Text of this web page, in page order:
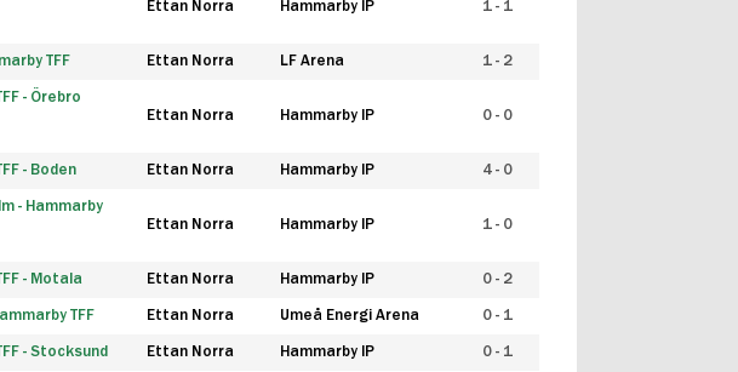
Ettan Norra Hammarby IP 1 - 1
TFF Ettan Norra LF Arena 1 - 2
- Örebro
Ettan Norra Hammarby IP 0 - 0
- Boden Ettan Norra Hammarby IP 4 - 0
- Hammarby
Ettan Norra Hammarby IP 1 - 0
- Motala Ettan Norra Hammarby IP 0 - 2
TFF Ettan Norra Umeå Energi Arena 0 - 1
- Stocksund Ettan Norra Hammarby IP 0 - 1